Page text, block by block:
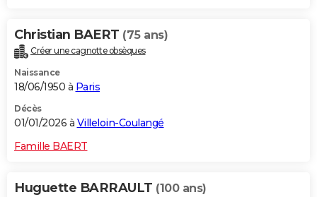
Christian BAERT (75 ans)
Créer une cagnotte obsèques
Naissance
18/06/1950 à Paris
Décès
01/01/2026 à Villeloin-Coulangé
Famille BAERT
Huguette BARRAULT (100 ans)